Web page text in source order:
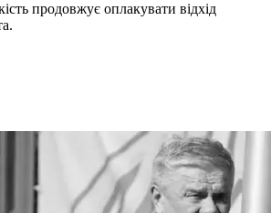
продовжує оплакувати відхід